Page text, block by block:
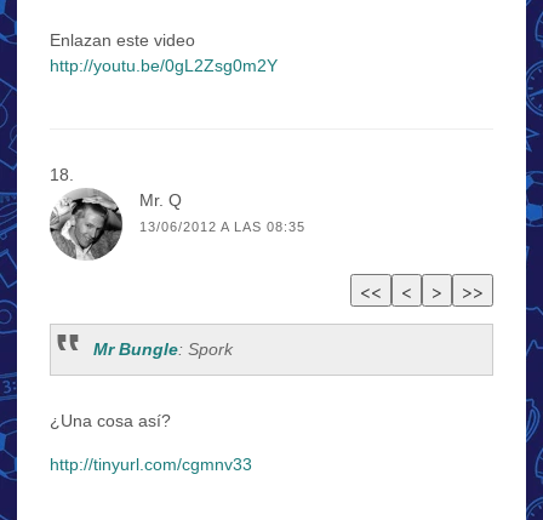
Enlazan este video
http://youtu.be/0gL2Zsg0m2Y
Mr. Q
13/06/2012 A LAS 08:35
Mr Bungle: Spork
¿Una cosa así?
http://tinyurl.com/cgmnv33